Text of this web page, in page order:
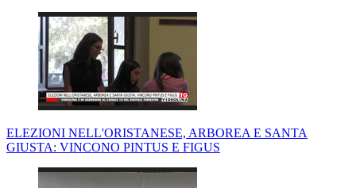
ELEZIONI NELL'ORISTANESE, ARBOREA E SANTA
GIUSTA: VINCONO PINTUS E FIGUS